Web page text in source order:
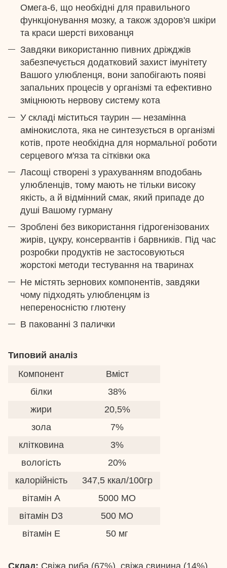
Омега-6, що необхідні для правильного
функціонування мозку, а також здоров'я шкіри
та краси шерсті вихованця
Завдяки використанню пивних дріжджів
забезпечується додатковий захист імунітету
Вашого улюбленця, вони запобігають появі
запальних процесів у організмі та ефективно
зміцнюють нервову систему кота
У складі міститься таурин — незамінна
амінокислота, яка не синтезується в організмі
котів, проте необхідна для нормальної роботи
серцевого м'яза та сітківки ока
Ласощі створені з урахуванням вподобань
улюбленців, тому мають не тільки високу
якість, а й відмінний смак, який припаде до
душі Вашому гурману
Зроблені без використання гідрогенізованих
жирів, цукру, консервантів і барвників. Під час
розробки продуктів не застосовуються
жорстокі методи тестування на тваринах
Не містять зернових компонентів, завдяки
чому підходять улюбленцям із
непереносністю глютену
В пакованні 3 палички
Типовий аналіз
Компонент
Вміст
білки
38%
жири
20,5%
зола
7%
клітковина
3%
вологість
20%
калорійність
347,5 ккал/100гр
вітамін А
5000 МО
вітамін D3
500 МО
вітамін E
50 мг
Склад: Свіжа риба (67%), свіжа свинина (14%),